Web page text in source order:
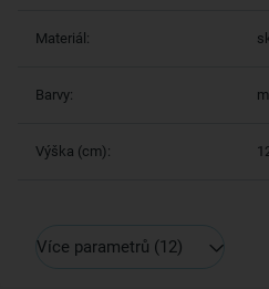
Materiál:
Barvy:
Výška (cm):
Více parametrů (12)